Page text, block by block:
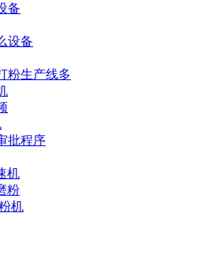
备
设备
粉生产线多
批程序
机
粉
机